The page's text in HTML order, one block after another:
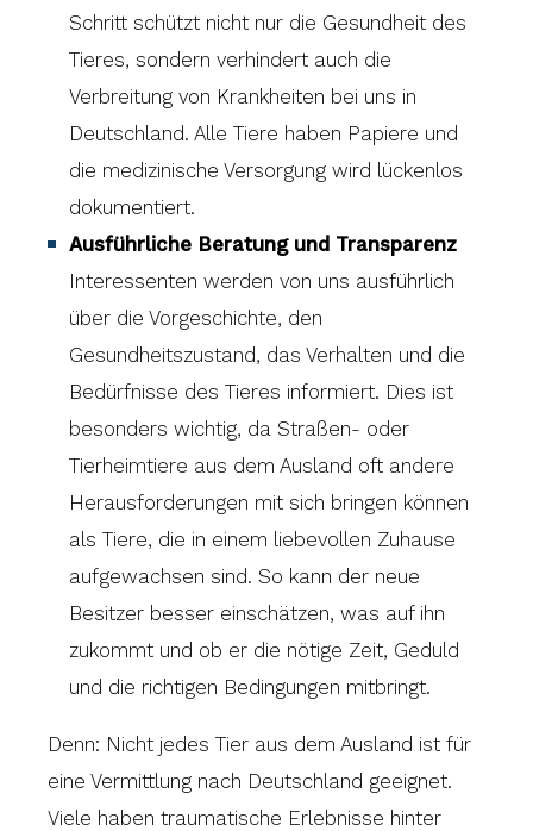
Schritt schützt nicht nur die Gesundheit des
Tieres, sondern verhindert auch die
Verbreitung von Krankheiten bei uns in
Deutschland. Alle Tiere haben Papiere und
die medizinische Versorgung wird lückenlos
dokumentiert.
Ausführliche Beratung und Transparenz
Interessenten werden von uns ausführlich
über die Vorgeschichte, den
Gesundheitszustand, das Verhalten und die
Bedürfnisse des Tieres informiert. Dies ist
besonders wichtig, da Straßen- oder
Tierheimtiere aus dem Ausland oft andere
Herausforderungen mit sich bringen können
als Tiere, die in einem liebevollen Zuhause
aufgewachsen sind. So kann der neue
Besitzer besser einschätzen, was auf ihn
zukommt und ob er die nötige Zeit, Geduld
und die richtigen Bedingungen mitbringt.
Denn: Nicht jedes Tier aus dem Ausland ist für
eine Vermittlung nach Deutschland geeignet.
Viele haben traumatische Erlebnisse hinter